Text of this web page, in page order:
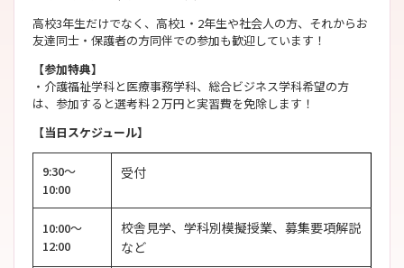
高校3年生だけでなく、高校1・2年生や社会人の方、それからお
友達同士・保護者の方同伴での参加も歓迎しています！
【参加特典】
・介護福祉学科と医療事務学科、総合ビジネス学科希望の方
は、参加すると選考料２万円と実習費を免除します！
【当日スケジュール】
9:30～
10:00
受付
10:00～
12:00
校舎見学、学科別模擬授業、募集要項解説
など